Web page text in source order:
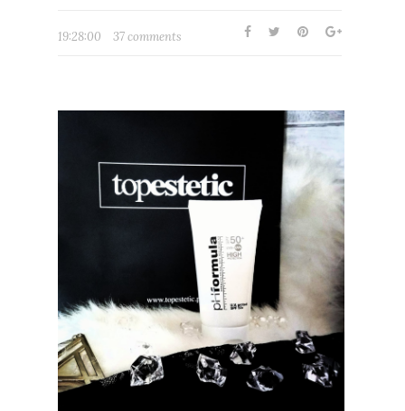
19:28:00 37 comments